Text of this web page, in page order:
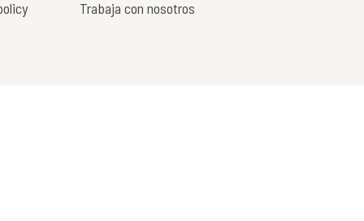
Trabaja con nosotros